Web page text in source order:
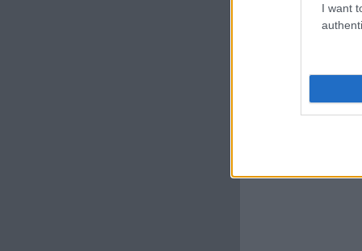
I want